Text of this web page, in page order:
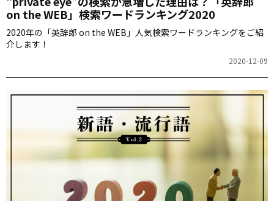
on the WEB」検索ワードランキング2020
2020年の「英辞郎 on the WEB」人気検索ワードランキングをご紹
介します！
2020-12-09